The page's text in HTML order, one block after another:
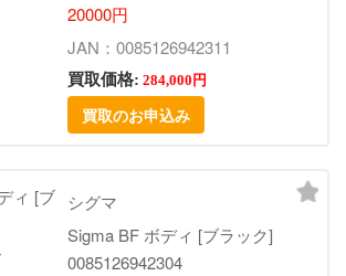
20000円
JAN：0085126942311
買取価格: 284,000円
買取のお申込み
シグマ
Sigma BF ボディ [ブラック]
0085126942304